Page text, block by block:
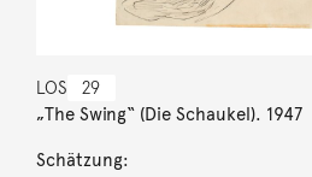
LOS 29
„The Swing“ (Die Schaukel). 1947
Schätzung: